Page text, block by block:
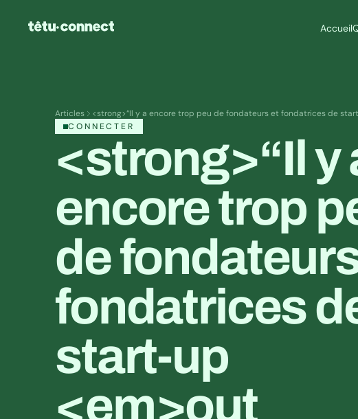
Accueil
Articles
<strong>“Il y a encore trop peu de fondateurs et fondatrices de
CONNECTER
<strong>“Il y
encore trop
de
fondatrices
start-up
<em>out